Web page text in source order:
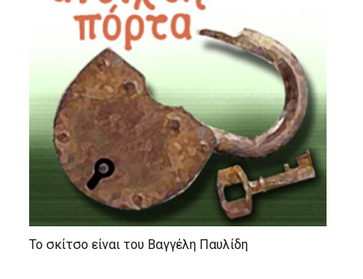
Το σκίτσο είναι του Βαγγέλη Παυλίδη